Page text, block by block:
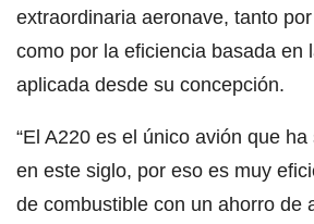
extraordinaria aeronave, tanto
como por la eficiencia basada en
aplicada desde su concepción.
“El A220 es el único avión que
en este siglo, por eso es muy
de combustible con un ahorro de